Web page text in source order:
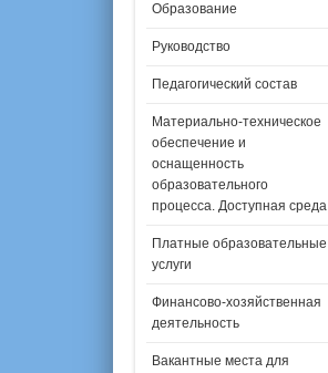
Образование
Руководство
Педагогический состав
Материально-техническое
обеспечение и
оснащенность
образовательного
процесса. Доступная среда
Платные образовательные
услуги
Финансово-хозяйственная
деятельность
Вакантные места для